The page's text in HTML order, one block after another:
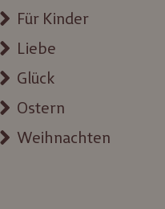
Für Kinder
Liebe
Glück
Ostern
Weihnachten